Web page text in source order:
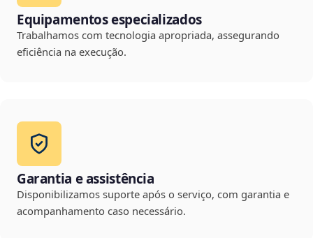
Equipamentos especializados
Trabalhamos com tecnologia apropriada, assegurando
eficiência na execução.
Garantia e assistência
Disponibilizamos suporte após o serviço, com garantia e
acompanhamento caso necessário.